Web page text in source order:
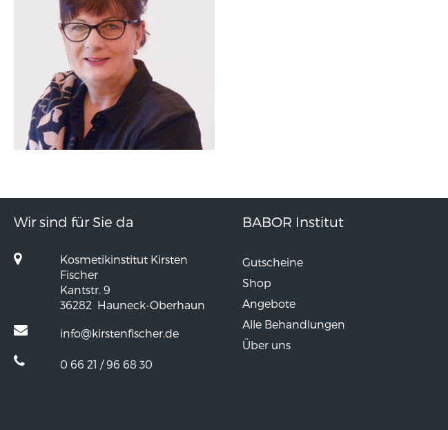
Wir sind für Sie da
Kosmetikinstitut Kirsten
Fischer
Kantstr. 9
36282 Hauneck-Oberhaun
info@kirstenfischer.de
0 66 21 / 96 68 30
BABOR Institut
Gutscheine
Shop
Angebote
Alle Behandlungen
Über uns